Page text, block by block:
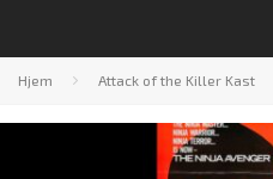
Hjem Attack of the Killer Kast